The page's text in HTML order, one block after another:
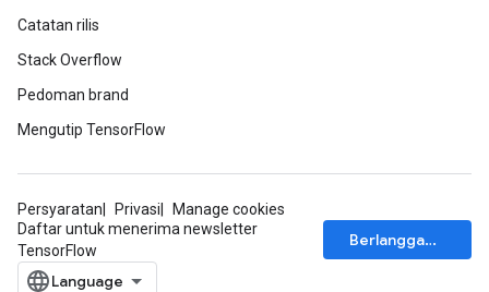
Catatan rilis
Stack Overflow
Pedoman brand
Mengutip TensorFlow
Persyaratan Privasi
Manage cookies
Daftar untuk menerima newsletter
TensorFlow
Berlangganan